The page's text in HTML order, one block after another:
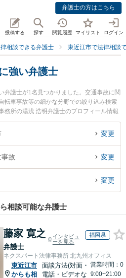
弁護士の方はこちら
投稿する 探す 閲覧履歴 マイリスト ログイン
相談できる弁護士 東近江市で法律相談
強い弁護士
弁護士が1名見つかりました。交通事故に関
転車事故等の細かな分野での絞り込み検索
務所の湯浅 浩明弁護士のプロフィール情報
ています。『東近江市で土日や夜間に発生
弁護士に相談したい』『死亡事故のトラブ
検索したい』『初回相談無料で死亡事故を
変更
故 変更
変更
相談可能な弁護士
藤家 寛之
弁護士
インタビュ
ーを見る
福岡県
ネクスパート法律事務所 北九州オフィス
東近江市
からも相
面談方法(対面・
電話・ビデオな
営業時間：0
9:00~21:00